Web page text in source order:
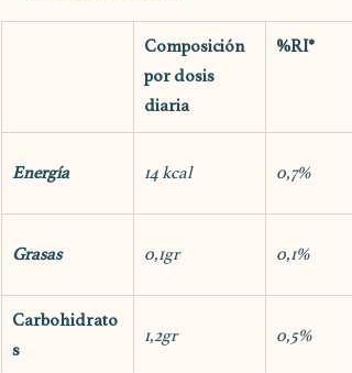
Composición
por dosis
diaria
%RI*
Energía 14 kcal 0,7%
Grasas 0,1gr 0,1%
Carbohidrato
s
1,2gr 0,5%